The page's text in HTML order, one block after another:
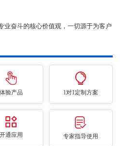
业奋斗的核心价值观，一切源于为客户
体验产品 1对1定制方案
开通应用 专家指导使用